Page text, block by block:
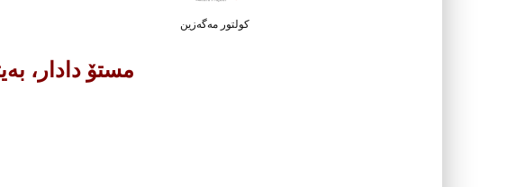
كولتور مه‌گه‌زین
مستۆ دادار،